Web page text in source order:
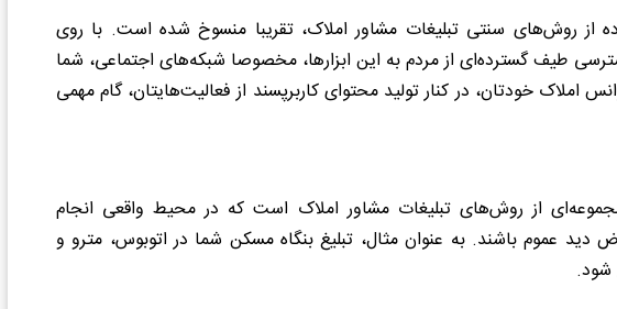
از روش‌های سنتی تبلیغات مشاور املاک، تقریبا منسوخ شده است. با روی
طیف گسترده‌ای از مردم به این ابزارها، مخصوصا شبکه‌های اجتماعی، شما
املاک خودتان، در کنار تولید محتوای کاربرپسند از فعالیت‌هایتان، گام مهمی
مجموعه‌ای از روش‌های تبلیغات مشاور املاک است که در محیط واقعی انجام
دید عموم باشند. به عنوان مثال، تبلیغ بنگاه مسکن شما در اتوبوس، مترو و
شود.